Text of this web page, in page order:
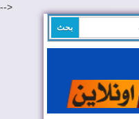
-->